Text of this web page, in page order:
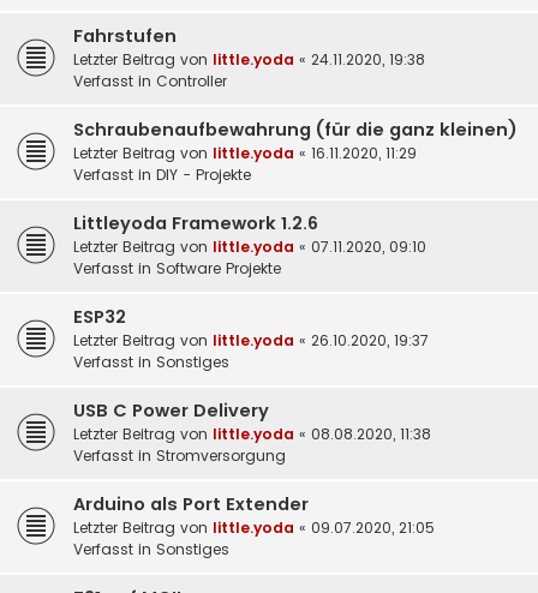
Fahrstufen
Letzter Beitrag von little.yoda « 24.11.2020, 19:38
Verfasst in Controller
Schraubenaufbewahrung (für die ganz kleinen)
Letzter Beitrag von little.yoda « 16.11.2020, 11:29
Verfasst in DIY - Projekte
Littleyoda Framework 1.2.6
Letzter Beitrag von little.yoda « 07.11.2020, 09:10
Verfasst in Software Projekte
ESP32
Letzter Beitrag von little.yoda « 26.10.2020, 19:37
Verfasst in Sonstiges
USB C Power Delivery
Letzter Beitrag von little.yoda « 08.08.2020, 11:38
Verfasst in Stromversorgung
Arduino als Port Extender
Letzter Beitrag von little.yoda « 09.07.2020, 21:05
Verfasst in Sonstiges